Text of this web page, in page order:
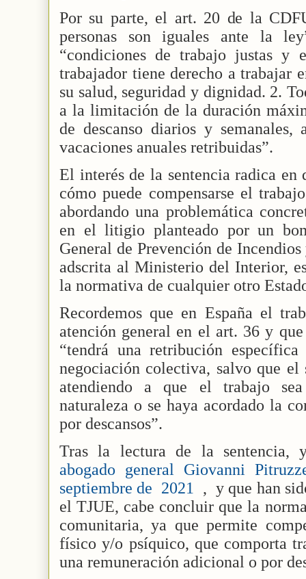
Por su parte, el art. 20 de la
personas son iguales ante la
“condiciones de trabajo justas y
trabajador tiene derecho a trabajar
su salud, seguridad y dignidad. 2.
a la limitación de la duración
de descanso diarios y
vacaciones anuales retribuidas”.
El interés de la sentencia radica en
cómo puede compensarse el
abordando una problemática
en el litigio planteado por un
General de Prevención de
adscrita al Ministerio del Interior,
la normativa de cualquier otro
Recordemos que en España el
atención general en el art. 36 y
“tendrá una retribución
negociación colectiva, salvo que el
atendiendo a que el trabajo
naturaleza o se haya acordado la
por descansos”.
Tras la lectura de la
abogado general Giovanni
septiembre de 2021
, y que han
el TJUE, cabe concluir que la
comunitaria, ya que permite
físico y/o psíquico, que comporta
una remuneración adicional o por